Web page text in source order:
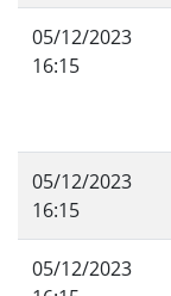
05/12/2023
16:15
05/12/2023
16:15
05/12/2023